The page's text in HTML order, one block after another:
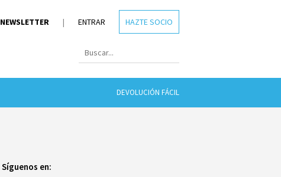
NEWSLETTER | ENTRAR HAZTE SOCIO
DEVOLUCIÓN FÁCIL
Síguenos en: